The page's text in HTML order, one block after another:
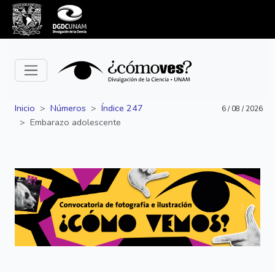
Inicio Números
Índice 247
Embarazo adolescente
6 / 08 / 2026
Siguiente Anterior